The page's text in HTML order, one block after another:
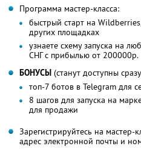
Программа мастер-класса:
быстрый старт на
других площадках
узнаете схему запуска на
СНГ с прибылью от 200000р.
БОНУСЫ (станут доступны
топ-7 ботов в Telegram для
8 шагов для запуска на
для продажи
Зарегистрируйтесь на мастер-
адрес электронной почты и